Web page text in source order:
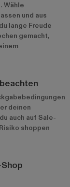
Wähle
und aus
lange Freude
gemacht,
deinen
auch auf Sale-
shoppen